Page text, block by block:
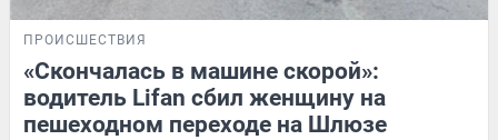
ПРОИСШЕСТВИЯ
«Скончалась в машине скорой»:
водитель Lifan сбил женщину на
пешеходном переходе на Шлюзе